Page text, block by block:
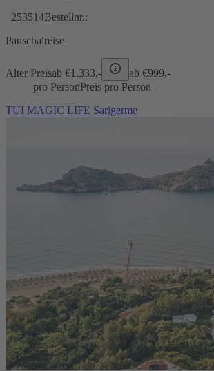
253514Bestellnr.:
Pauschalreise
Alter Preisab €1.333,- ab €999,-
pro PersonPreis pro Person
TUI MAGIC LIFE Sarigerme